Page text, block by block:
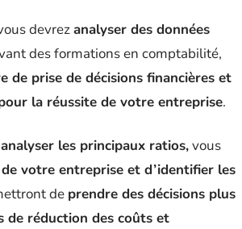
devrezanalyser des données
des formations en comptabilité,
de prise de décisions financières et
la réussite de votre entreprise.
les principaux ratios,vous
votre entreprise et d’identifier les
de prendre des décisions plus
de réduction des coûts et